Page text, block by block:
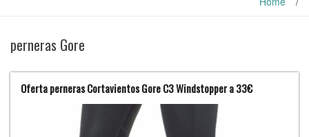
perneras Gore
Oferta perneras Cortavientos Gore C3 Windstopper a 33€